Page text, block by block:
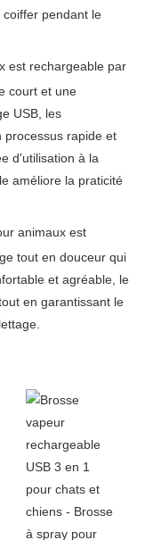
pendant le
est rechargeable par
court et une
USB, les
processus rapide et
d'utilisation à la
améliore la praticité
animaux est
tout en douceur qui
et agréable, le
en garantissant le